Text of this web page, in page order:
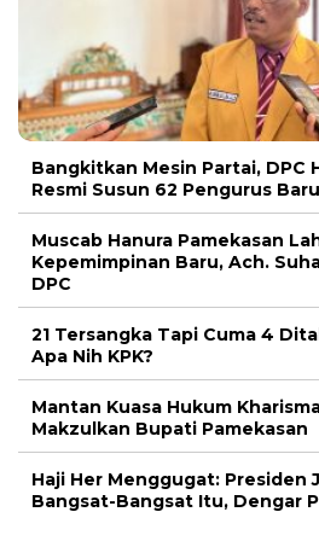
Bangkitkan Mesin Partai, DPC
Resmi Susun 62 Pengurus Baru
Muscab Hanura Pamekasan
Kepemimpinan Baru, Ach.
DPC
21 Tersangka Tapi Cuma 4
Apa Nih KPK?
Mantan Kuasa Hukum
Makzulkan Bupati Pamekasan
Haji Her Menggugat: Presiden
Bangsat-Bangsat Itu, Dengar